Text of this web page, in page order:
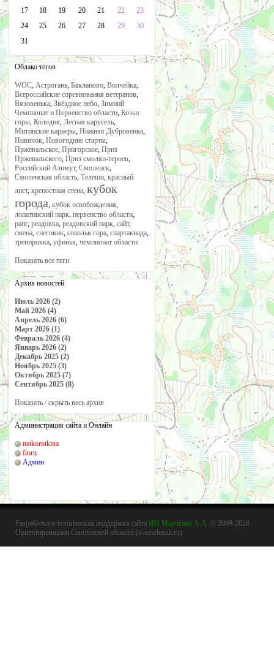
17
18 19 20 21 22
23
24
25 26 27 28 29
30
31
Облако тегов
WOC, Астрогань, Бакланово, Волчейка,
Всероссийские соревнования ветеранов,
Вязовенька, Звёздное небо, Зимний
Чемпионат и Первенство области, Козьи
горы, Колодня, Лесная карусель,
Митинские карьеры, Нижняя Дубровенка,
Новичок, Новогодние старты,
Пржевальское, Пригорское, Приз
Пржевальского, Приз смолян-героев,
Российский Азимут, Смоленск,
Смоленская область, Телеши, красный
лист, крепостная стена, кубок
города, кубок освобождения,
лопатинский парк, первенство области,
ранг, реадовка, реадовский парк, сайт,
смена, снеговик, соколья гора, спартакиада,
тренировка, уфинья, чемпионат области
Показать все теги
Архив новостей
Июль 2026 (2)
Май 2026 (4)
Апрель 2026 (6)
Март 2026 (1)
Февраль 2026 (4)
Январь 2026 (2)
Декабрь 2025 (2)
Ноябрь 2025 (3)
Октябрь 2025 (7)
Сентябрь 2025 (8)
Показать / скрыть весь архив
Администрация сайта и Онлайн
natkorotkina
fioru
Админ
Разработка и техническая поддержка сайта ИП Марченко А.А. © 2009-2026
Ориентировщики Смоленской области (o-smolensk.ru)